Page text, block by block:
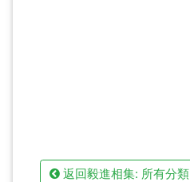
返回毅進相集: 所有分類